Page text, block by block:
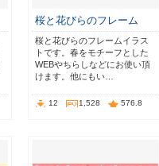
桜と花びらのフレーム
桜と花びらのフレームイラス
トです。春をモチーフとした
WEBやちらしなどにお使い頂
けます。他にもい…
12 1,528 576.8